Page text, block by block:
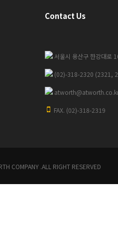
Contact Us
서울시 용산구 한강대로
(02)-318-2320 (2321,
FAX. (02)-318-2319
COMPANY .ALL RIGHT RESERVED